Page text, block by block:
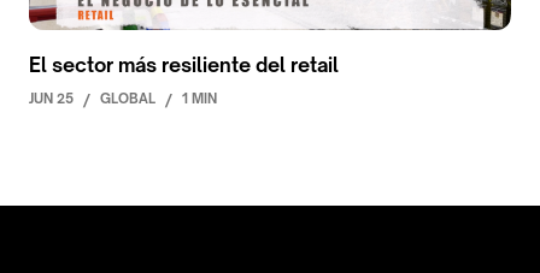
El sector más resiliente del retail
JUN 25 / GLOBAL / 1 MIN